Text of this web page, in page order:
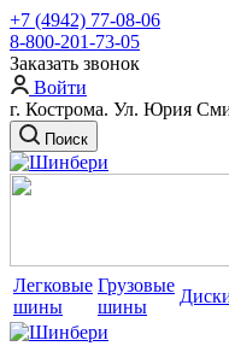
+7 (4942) 77-08-06
8-800-201-73-05
Заказать звонок
Войти
г. Кострома. Ул. Юрия
Поиск
Легковые
шины
Грузовые
шины